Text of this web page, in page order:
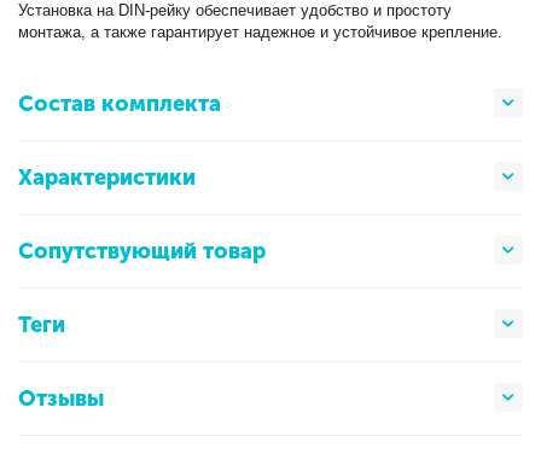
Установка на DIN-рейку обеспечивает удобство и простоту
монтажа, а также гарантирует надежное и устойчивое крепление.
Состав комплекта
Характеристики
Сопутствующий товар
Теги
Отзывы